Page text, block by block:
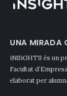
UNA MIRADA
iNSiGHTS és un
Facultat
elaborat per